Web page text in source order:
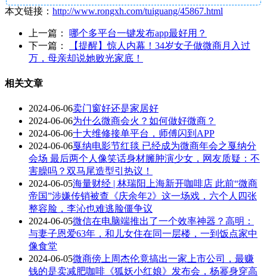
本文链接： http://www.rongxh.com/tuiguang/45867.html
上一篇： 哪个多平台一键发布app最好用？
下一篇：
【提醒】惊人内幕！34岁女子做微商月入过
万，母亲却说她败光家底！
相关文章
2024-06-06卖门窗好还是家居好
2024-06-06为什么微商会火？如何做好微商？
2024-06-06十大维修接单平台，师傅闪到APP
2024-06-06戛纳电影节红毯 已经成为微商年会之戛纳分
会场 最后两个人像笑话身材臃肿演少女，网友质疑：不
害臊吗？双马尾造型引热议！
2024-06-05海量财经 | 林瑞阳上海新开咖啡店 此前“微商
帝国”涉嫌传销被查《庆余年2》这一场戏，六个人四张
整容脸，李沁也难逃脸僵争议
2024-06-05微信在电脑端推出了一个效率神器？高明：
与妻子恩爱63年，和儿女住在同一层楼，一到饭点家中
像食堂
2024-06-05微商傍上周杰伦竟搞出一家上市公司，最赚
钱的是卖减肥咖啡《狐妖小红娘》发布会，杨幂身穿高